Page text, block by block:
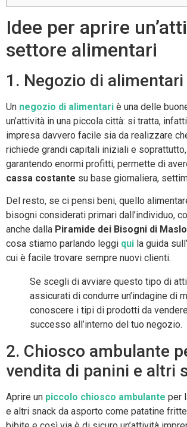
Idee per aprire
settore alimentari
1. Negozio di alimentari
Un negozio di alimentari è una delle
un’attività in una piccola città: si tratta,
impresa davvero facile sia da realizzare
richiede grandi capitali iniziali e
garantendo enormi profitti, permette di
cassa costante su base giornaliera,
Del resto, se ci pensi beni, quello
bisogni considerati primari dall’individuo,
anche dalla Piramide dei Bisogni di
cosa stiamo parlando leggi qui la guida
cui è facile trovare sempre nuovi clienti.
Se scegli di avviare questo tipo di
assicurati di condurre un’indagine di
conoscere i tipi di prodotti da
successo all’interno del tuo negozio.
2. Chiosco ambulante
vendita di panini e altri
Aprire un piccolo chiosco ambulante per
e altri snack da asporto come patatine